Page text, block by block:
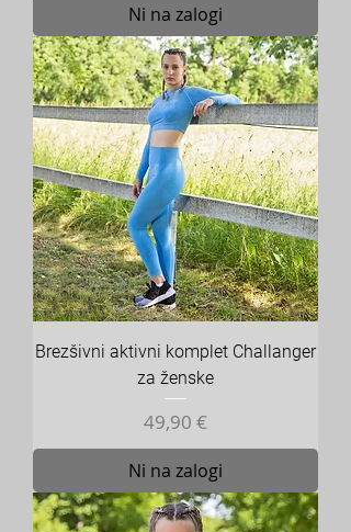
Ni na zalogi
Brezšivni aktivni komplet Challanger
za ženske
Cena
49,90 €
Ni na zalogi